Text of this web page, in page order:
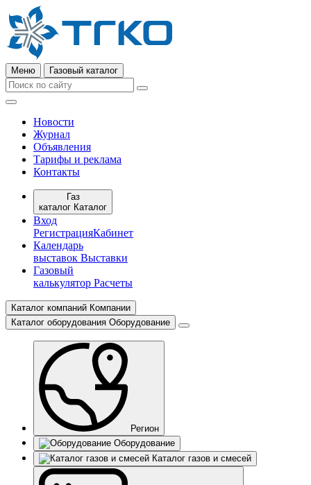
Меню Газовый каталог
Новости
Журнал
Объявления
Тарифы и реклама
Контакты
Газ
каталог Каталог
Вход
РегистрацияКабинет
Календарь
выставок Выставки
Газовый
калькулятор Расчеты
Каталог компаний Компании
Каталог оборудования Оборудование
Регион
Оборудование
Каталог газов и смесей